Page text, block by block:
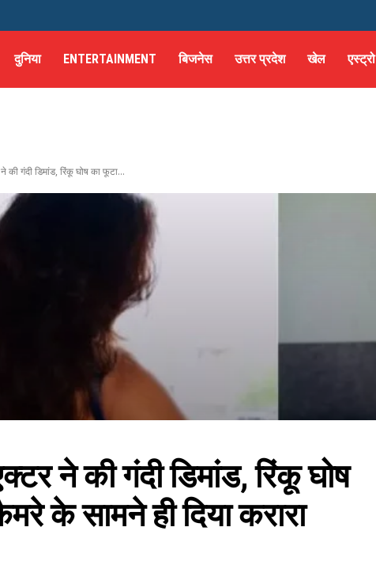
दुनिया ENTERTAINMENT बिजनेस उत्तर प्रदेश खेल एस्ट्रो
की गंदी डिमांड, रिंकू घोष का फूटा...
ने की गंदी डिमांड, रिंकू घोष
के सामने ही दिया करारा